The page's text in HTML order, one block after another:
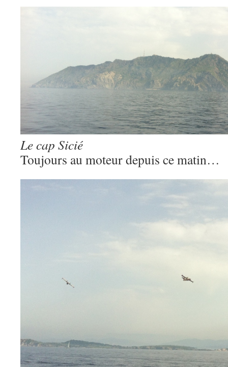
Le cap Sicié
Toujours au moteur depuis ce matin…